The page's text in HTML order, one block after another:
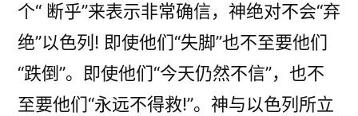
个“ 断乎”来表示非常确信，神绝对不会“弃
绝”以色列! 即使他们“失脚”也不至要他们
“跌倒”。即使他们“今天仍然不信”，也不
至要他们“永远不得救!”。神与以色列所立